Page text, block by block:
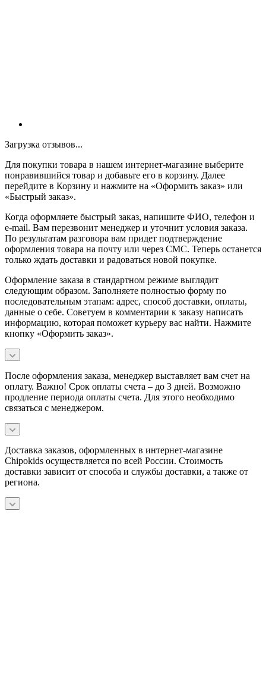
Загрузка отзывов...
Для покупки товара в нашем интернет-магазине выберите
понравившийся товар и добавьте его в корзину. Далее
перейдите в Корзину и нажмите на «Оформить заказ» или
«Быстрый заказ».
Когда оформляете быстрый заказ, напишите ФИО, телефон и
e-mail. Вам перезвонит менеджер и уточнит условия заказа.
По результатам разговора вам придет подтверждение
оформления товара на почту или через СМС. Теперь останется
только ждать доставки и радоваться новой покупке.
Оформление заказа в стандартном режиме выглядит
следующим образом. Заполняете полностью форму по
последовательным этапам: адрес, способ доставки, оплаты,
данные о себе. Советуем в комментарии к заказу написать
информацию, которая поможет курьеру вас найти. Нажмите
кнопку «Оформить заказ».
После оформления заказа, менеджер выставляет вам счет на
оплату. Важно! Срок оплаты счета – до 3 дней. Возможно
продление периода оплаты счета. Для этого необходимо
связаться с менеджером.
Доставка заказов, оформленных в интернет-магазине
Chipokids осуществляется по всей России. Стоимость
доставки зависит от способа и службы доставки, а также от
региона.